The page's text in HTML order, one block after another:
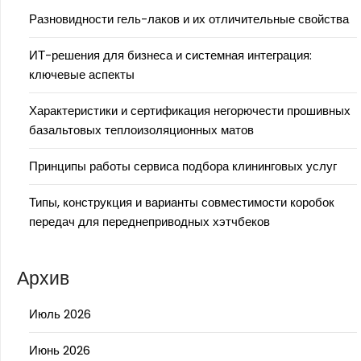
Разновидности гель-лаков и их отличительные свойства
ИТ-решения для бизнеса и системная интеграция:
ключевые аспекты
Характеристики и сертификация негорючести прошивных
базальтовых теплоизоляционных матов
Принципы работы сервиса подбора клининговых услуг
Типы, конструкция и варианты совместимости коробок
передач для переднеприводных хэтчбеков
Архив
Июль 2026
Июнь 2026